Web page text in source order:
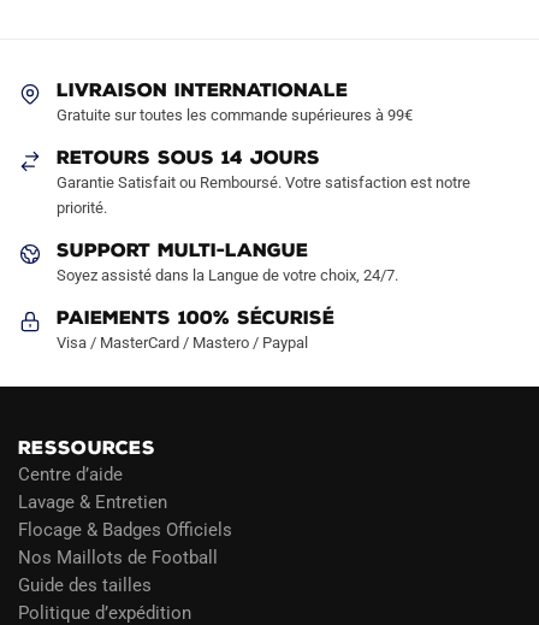
choisies
la
page
produit
page
LIVRAISON INTERNATIONALE
Gratuite sur toutes les commande supérieures à 99€
RETOURS SOUS 14 JOURS
Garantie Satisfait ou Remboursé. Votre satisfaction est notre
priorité.
SUPPORT MULTI-LANGUE
Soyez assisté dans la Langue de votre choix, 24/7.
Paiements 100% Sécurisé
Visa / MasterCard / Mastero / Paypal
RESSOURCES
Centre d’aide
Lavage & Entretien
Flocage & Badges Officiels
Nos Maillots de Football
Guide des tailles
Politique d’expédition